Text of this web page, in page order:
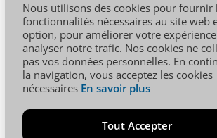
Nuage de tags
Nous utilisons des cookies pour fournir
fonctionnalités nécessaires au site web
option, pour améliorer votre
analyser notre trafic. Nos cookies ne
pas vos données personnelles. En
la navigation, vous acceptez les cookies
nécessaires En savoir plus
Tout Accepter